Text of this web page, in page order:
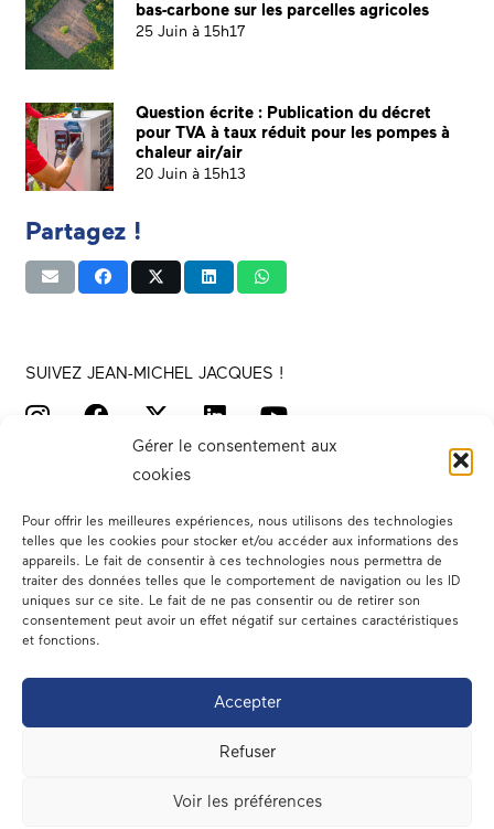
Gérer le consentement aux
cookies
Pour offrir les meilleures expériences, nous utilisons des technologies
telles que les cookies pour stocker et/ou accéder aux informations des
appareils. Le fait de consentir à ces technologies nous permettra de
traiter des données telles que le comportement de navigation ou les ID
uniques sur ce site. Le fait de ne pas consentir ou de retirer son
consentement peut avoir un effet négatif sur certaines caractéristiques
et fonctions.
Accepter
Refuser
Voir les préférences
bas-carbone sur les parcelles agricoles
25 Juin à 15h17
Question écrite : Publication du décret
pour TVA à taux réduit pour les pompes à
chaleur air/air
20 Juin à 15h13
Partagez !
SUIVEZ JEAN-MICHEL JACQUES !
Votre député
Dans les médias
En circonscription
A l’assemblée